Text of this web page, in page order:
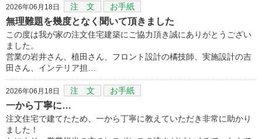
2026年06月18日 注 文 お手紙
無理難題を幾度となく聞いて頂きました
この度は我が家の注文住宅建築にご協力頂き誠にありがとうござい
ました。
営業の岩井さん、植田さん、フロント設計の橘技師、実施設計の吉
田さん、インテリア担…
2026年06月18日 注 文 お手紙
一から丁寧に…
注文住宅で建てたため、一から丁寧に教えていただき非常に助かり
ました！